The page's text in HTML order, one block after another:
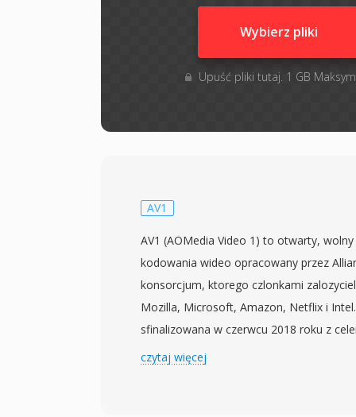
Wybierz pliki
Upuść pliki tutaj. 1 GB
AV1
AV1 (AOMedia Video 1) to otwarty,
kodowania wideo opracowany przez
konsorcjum, ktorego czlonkami
Mozilla, Microsoft, Amazon, Netflix i
sfinalizowana w czerwcu 2018 roku z
wideo nastepnej generacji,
czytaj więcej